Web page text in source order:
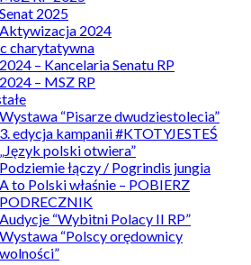
Senat 2025
Aktywizacja 2024
charytatywna
2024 – Kancelaria Senatu RP
2024 – MSZ RP
Wystawa “Pisarze dwudziestolecia”
3. edycja kampanii #KTOTYJESTEŚ
„Język polski otwiera”
Podziemie łączy / Pogrindis jungia
A to Polski właśnie – POBIERZ
PODRECZNIK
Audycje “Wybitni Polacy II RP”
Wystawa “Polscy orędownicy
wolności”